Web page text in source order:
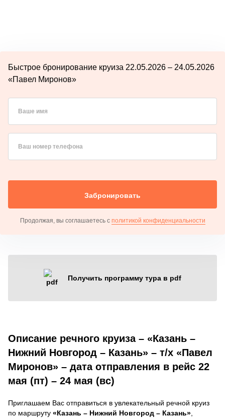
Быстрое бронирование круиза 22.05.2026 – 24.05.2026
«Павел Миронов»
Ваше имя
Ваш номер телефона
Забронировать
Продолжая, вы соглашаетесь с политикой конфиденциальности
Получить программу тура в pdf
Описание речного круиза – «Казань –
Нижний Новгород – Казань» – т/х «Павел
Миронов» – дата отправления в рейс 22
мая (пт) – 24 мая (вс)
Приглашаем Вас отправиться в увлекательный речной круиз
по маршруту «Казань – Нижний Новгород – Казань»